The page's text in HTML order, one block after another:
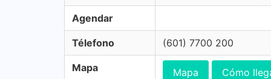
Agendar
Télefono (601) 7700 200
Mapa Mapa Cómo